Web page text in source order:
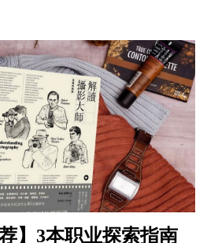
】3本职业探索指南